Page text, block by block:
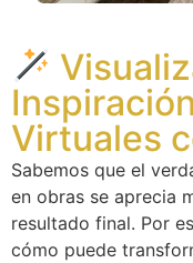
Virtuales
Sabemos que el
en obras se aprecia
resultado final. Por
cómo puede